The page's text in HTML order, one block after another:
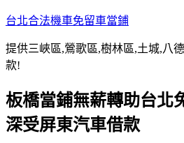
跳
主
要
容
台北合法機車免留車當鋪
提供三峽區,鶯歌區,樹林區,土城,八
款!
板橋當鋪無薪轉助台北
深受屏東汽車借款